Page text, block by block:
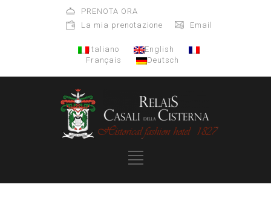
PRENOTA ORA
La mia prenotazione
Email
Italiano
English
Français
Deutsch